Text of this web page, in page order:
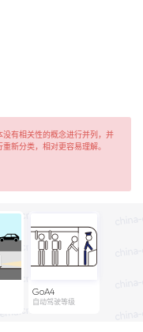
有相关性的概念进行并列，并
新分类，相对更容易理解。
GoA4
自动驾驶等级